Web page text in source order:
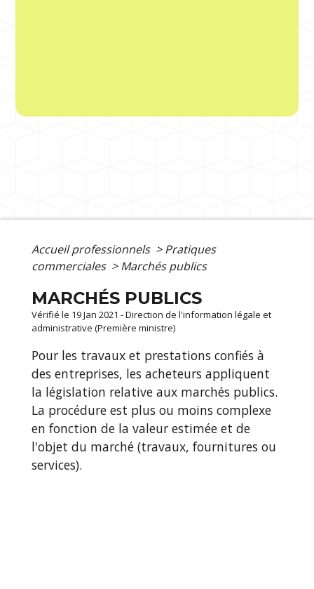
Accueil professionnels > Pratiques
commerciales > Marchés publics
MARCHÉS PUBLICS
Vérifié le 19 Jan 2021 - Direction de l'information légale et
administrative (Première ministre)
Pour les travaux et prestations confiés à
des entreprises, les acheteurs appliquent
la législation relative aux marchés publics.
La procédure est plus ou moins complexe
en fonction de la valeur estimée et de
l'objet du marché (travaux, fournitures ou
services).